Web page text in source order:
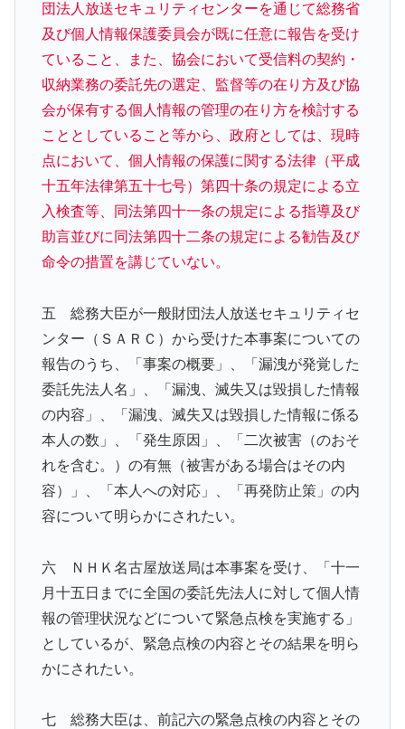
団法人放送セキュリティセンターを通じて総務省
及び個人情報保護委員会が既に任意に報告を受け
ていること、また、協会において受信料の契約・
収納業務の委託先の選定、監督等の在り方及び協
会が保有する個人情報の管理の在り方を検討する
こととしていること等から、政府としては、現時
点において、個人情報の保護に関する法律（平成
十五年法律第五十七号）第四十条の規定による立
入検査等、同法第四十一条の規定による指導及び
助言並びに同法第四十二条の規定による勧告及び
命令の措置を講じていない。
五 総務大臣が一般財団法人放送セキュリティセ
ンター（ＳＡＲＣ）から受けた本事案についての
報告のうち、「事案の概要」、「漏洩が発覚した
委託先法人名」、「漏洩、滅失又は毀損した情報
の内容」、「漏洩、滅失又は毀損した情報に係る
本人の数」、「発生原因」、「二次被害（のおそ
れを含む。）の有無（被害がある場合はその内
容）」、「本人への対応」、「再発防止策」の内
容について明らかにされたい。
六 ＮＨＫ名古屋放送局は本事案を受け、「十一
月十五日までに全国の委託先法人に対して個人情
報の管理状況などについて緊急点検を実施する」
としているが、緊急点検の内容とその結果を明ら
かにされたい。
七 総務大臣は、前記六の緊急点検の内容とその